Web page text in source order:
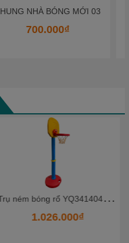
KHUNG NHÀ BÓNG MỚI 01
700.000₫
T
rụ ném bóng rổ YQ341404_1 - HKCBR7
1.620.000₫ 1.887.000₫